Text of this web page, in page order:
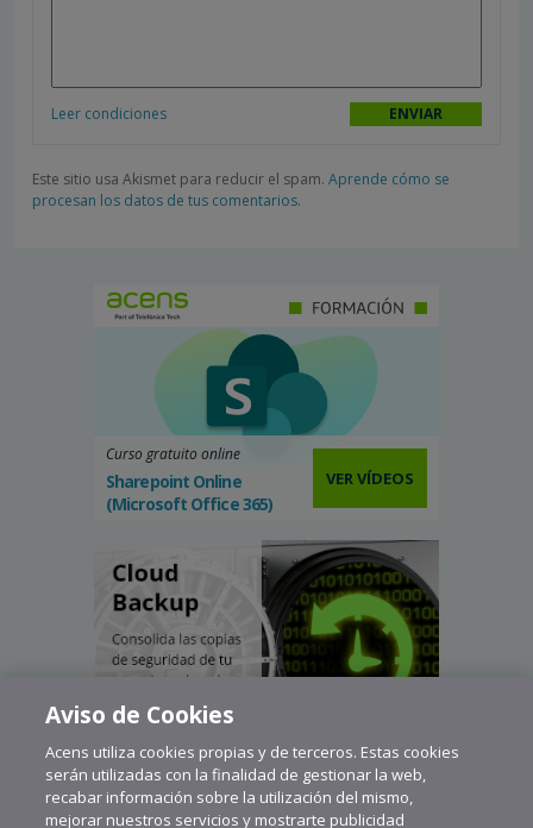
Leer condiciones
Este sitio usa Akismet para reducir el spam. Aprende cómo se
procesan los datos de tus comentarios.
Curso gratuito online
Sharepoint Online
(Microsoft Office 365)
VER VÍDEOS
Aviso de Cookies
Acens utiliza cookies propias y de terceros. Estas cookies
serán utilizadas con la finalidad de gestionar la web,
recabar información sobre la utilización del mismo,
mejorar nuestros servicios y mostrarte publicidad